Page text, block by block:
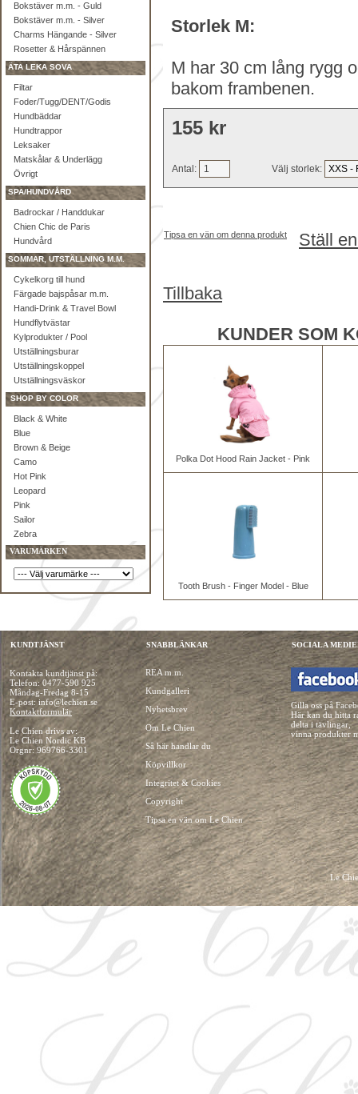
Bokstäver m.m. - Guld
Bokstäver m.m. - Silver
Charms Hängande - Silver
Rosetter & Hårspännen
ÄTA LEKA SOVA
Filtar
Foder/Tugg/DENT/Godis
Hundbäddar
Hundtrappor
Leksaker
Matskålar & Underlägg
Övrigt
SPA/HUNDVÅRD
Badrockar / Handdukar
Chien Chic de Paris
Hundvård
SOMMAR, UTSTÄLLNING M.M.
Cykelkorg till hund
Färgade bajspåsar m.m.
Handi-Drink & Travel Bowl
Hundflytvästar
Kylprodukter / Pool
Utställningsburar
Utställningskoppel
Utställningsväskor
SHOP BY COLOR
Black & White
Blue
Brown & Beige
Camo
Hot Pink
Leopard
Pink
Sailor
Zebra
VARUMÄRKEN
Storlek M:
M har 30 cm lång rygg
bakom frambenen.
155 kr
Antal: Välj storlek:
Tipsa en vän om denna produkt Ställ
Tillbaka
KUNDER SOM
Polka Dot Hood Rain Jacket - Pink
Tooth Brush - Finger Model - Blue
KUNDTJÄNST
Kontakta kundtjänst på:
Telefon:0477-590 925
Måndag-Fredag 8-15
E-post: info@lechien.se
Kontaktformulär
Le Chien drivs av:
Le Chien Nordic KB
Orgnr: 969766-3301
SNABBLÄNKAR
REA m.m.
Kundgalleri
Nyhetsbrev
Om Le Chien
Så här handlar du
Köpvillkor
Integritet & Cookies
Copyright
Tipsa en vän om Le Chien
SOCIALA
Gilla oss på
Här kan du hitta
delta i tävlingar,
vinna produkter
Le
HUNDKLÄDER, HUNDVÄSKOR, HUNDACCESSOARER, HUND KLÄDER,